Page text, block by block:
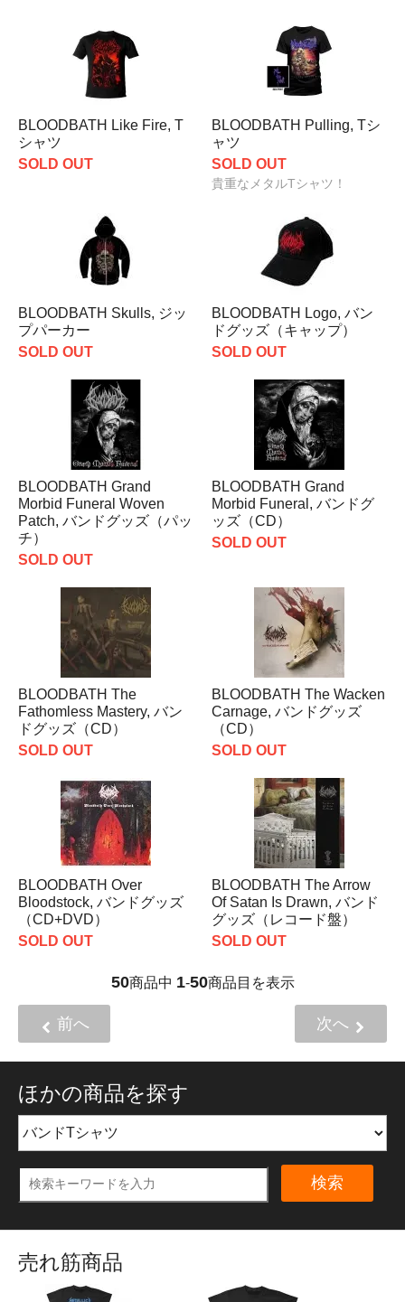
BLOODBATH Like Fire, T
シャツ
SOLD OUT
BLOODBATH Pulling, Tシ
ャツ
SOLD OUT
貴重なメタルTシャツ！
BLOODBATH Skulls, ジッ
プパーカー
SOLD OUT
BLOODBATH Logo, バン
ドグッズ（キャップ）
SOLD OUT
BLOODBATH Grand
Morbid Funeral Woven
Patch, バンドグッズ（パッ
チ）
SOLD OUT
BLOODBATH Grand
Morbid Funeral, バンドグ
ッズ（CD）
SOLD OUT
BLOODBATH The
Fathomless Mastery, バン
ドグッズ（CD）
SOLD OUT
BLOODBATH The Wacken
Carnage, バンドグッズ
（CD）
SOLD OUT
BLOODBATH Over
Bloodstock, バンドグッズ
（CD+DVD）
SOLD OUT
BLOODBATH The Arrow
Of Satan Is Drawn, バンド
グッズ（レコード盤）
SOLD OUT
50商品中 1-50商品目を表示
前へ 次へ
ほかの商品を探す
検索
売れ筋商品